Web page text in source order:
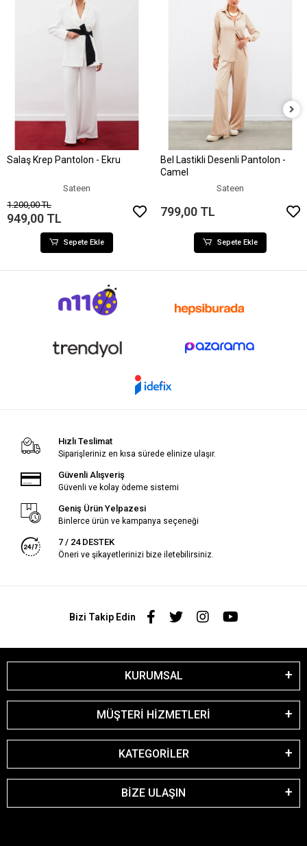
Sepete Ekle
Salaş Krep Pantolon - Ekru
Sateen
1.200,00 TL
949,00 TL
Sepete Ekle
Sepete Ekle
Bel Lastikli Desenli Pantolon -
Camel
Sateen
799,00 TL
Sepete Ekle
Hızlı Teslimat
Siparişleriniz en kısa sürede elinize ulaşır.
Güvenli Alışveriş
Güvenli ve kolay ödeme sistemi
Geniş Ürün Yelpazesi
Binlerce ürün ve kampanya seçeneği
7 / 24 DESTEK
Öneri ve şikayetlerinizi bize iletebilirsiniz.
Bizi Takip Edin
KURUMSAL
MÜŞTERİ HİZMETLERİ
KATEGORİLER
BİZE ULAŞIN